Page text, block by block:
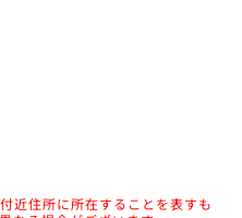
近住所に所在することを表すも